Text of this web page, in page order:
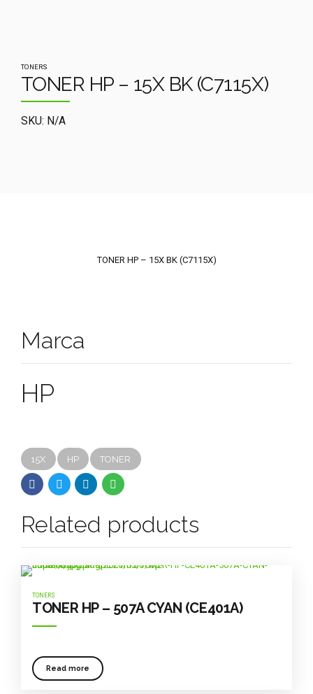
TONERS
TONER HP – 15X BK (C7115X)
SKU: N/A
TONER HP – 15X BK (C7115X)
Marca
HP
15X HP TONER
Related products
TONERS
TONER HP – 507A CYAN (CE401A)
Read more